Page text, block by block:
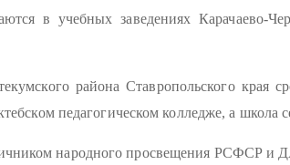
в учебных заведениях Карачаево-
района Ставропольского края
педагогическом колледже, а школа
народного просвещения РСФСР и